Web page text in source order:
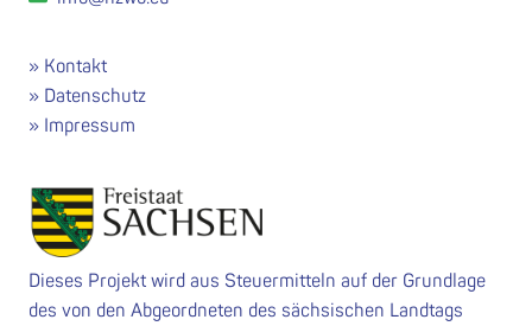
Kontakt
Datenschutz
Impressum
Dieses Projekt wird aus Steuermitteln auf der Grundlage
des von den Abgeordneten des sächsischen Landtags